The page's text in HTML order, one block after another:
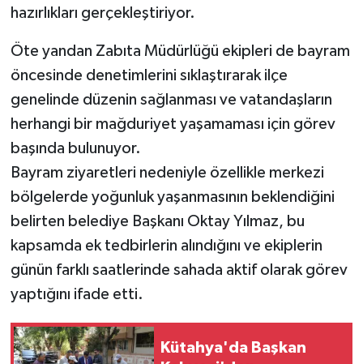
hazırlıkları gerçekleştiriyor.
Öte yandan Zabıta Müdürlüğü ekipleri de bayram
öncesinde denetimlerini sıklaştırarak ilçe
genelinde düzenin sağlanması ve vatandaşların
herhangi bir mağduriyet yaşamaması için görev
başında bulunuyor.
Bayram ziyaretleri nedeniyle özellikle merkezi
bölgelerde yoğunluk yaşanmasının beklendiğini
belirten belediye Başkanı Oktay Yılmaz, bu
kapsamda ek tedbirlerin alındığını ve ekiplerin
günün farklı saatlerinde sahada aktif olarak görev
yaptığını ifade etti.
Kütahya'da Başkan